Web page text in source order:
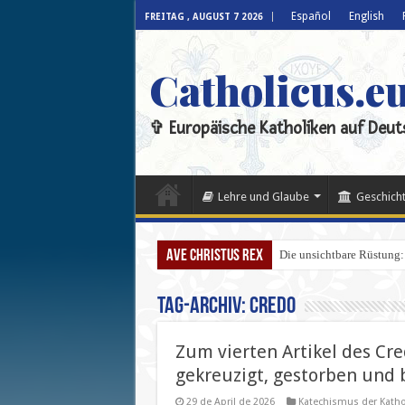
FREITAG , AUGUST 7 2026 Español English
✞ Europäische Katholiken auf
Lehre und Glaube
Ave Christus Rex Die unsichtbare
Tag-Archiv:Credo
Zum vierten Artikel des
gekreuzigt, gestorben und
29 de April de 2026 Katechismus der